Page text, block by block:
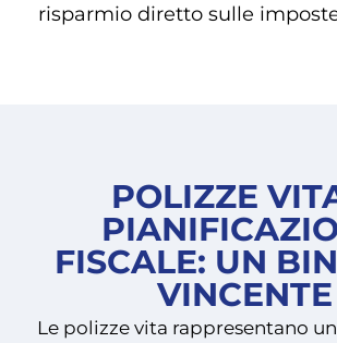
risparmio diretto sulle
POLIZZE
FISCALE: UN
VINCENTE
Le polizze vita rappresentano